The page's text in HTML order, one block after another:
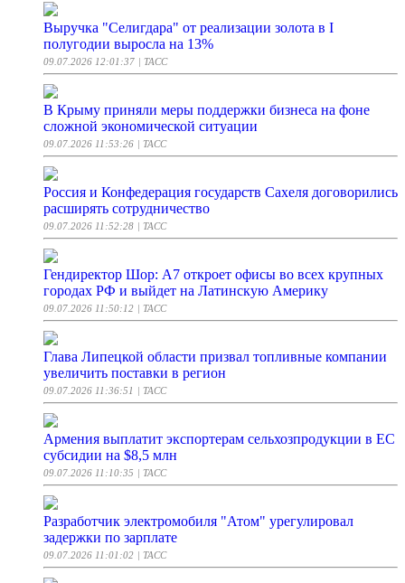
Выручка "Селигдара" от реализации золота в I
полугодии выросла на 13%
09.07.2026 12:01:37 | ТАСС
В Крыму приняли меры поддержки бизнеса на фоне
сложной экономической ситуации
09.07.2026 11:53:26 | ТАСС
Россия и Конфедерация государств Сахеля договорились
расширять сотрудничество
09.07.2026 11:52:28 | ТАСС
Гендиректор Шор: А7 откроет офисы во всех крупных
городах РФ и выйдет на Латинскую Америку
09.07.2026 11:50:12 | ТАСС
Глава Липецкой области призвал топливные компании
увеличить поставки в регион
09.07.2026 11:36:51 | ТАСС
Армения выплатит экспортерам сельхозпродукции в ЕС
субсидии на $8,5 млн
09.07.2026 11:10:35 | ТАСС
Разработчик электромобиля "Атом" урегулировал
задержки по зарплате
09.07.2026 11:01:02 | ТАСС